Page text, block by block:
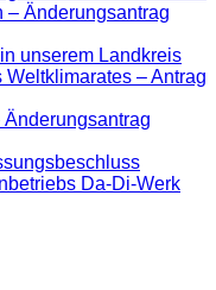
– Änderungsantrag
unserem Landkreis
– Antrag
Da-Di-Werk